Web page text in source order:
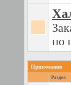
по
Призомания
Раздел